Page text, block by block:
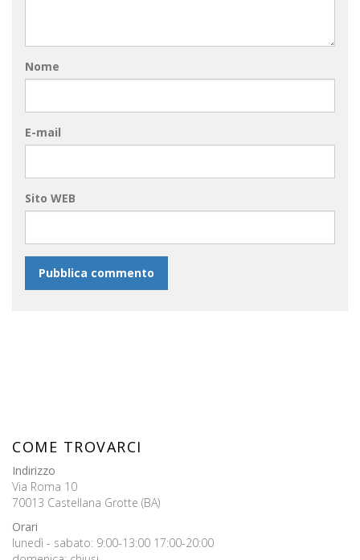
Nome
E-mail
Sito WEB
COME TROVARCI
Indirizzo
Via Roma 10
70013 Castellana Grotte (BA)
Orari
lunedì - sabato: 9:00-13:00 17:00-20:00